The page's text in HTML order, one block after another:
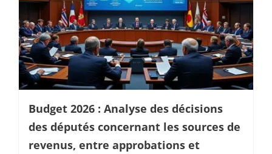
Budget 2026 : Analyse des décisions
des députés concernant les sources de
revenus, entre approbations et